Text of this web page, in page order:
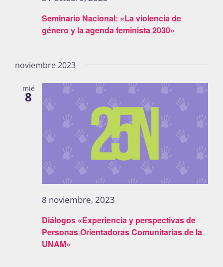
Seminario Nacional: «La violencia de
género y la agenda feminista 2030»
noviembre 2023
mié
8
Diálogos «Experiencia y perspectivas de
Personas Orientadoras Comunitarias de la
UNAM»
8 noviembre, 2023